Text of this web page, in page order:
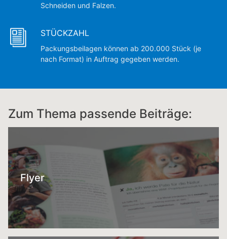
Schneiden und Falzen.
STÜCKZAHL
Packungsbeilagen können ab 200.000 Stück (je
nach Format) in Auftrag gegeben werden.
Zum Thema passende Beiträge:
Flyer